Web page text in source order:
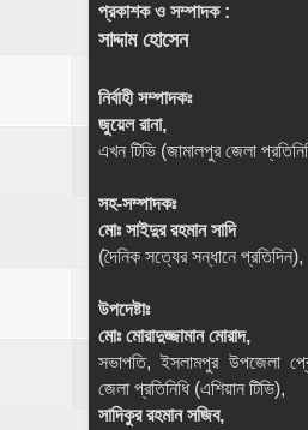
প্রকাশক ও সম্পাদক :
সাদ্দাম হোসেন
নির্বাহী সম্পাদকঃ
জুয়েল রানা,
এখন টিভি (জামালপুর জেলা
সহ-সম্পাদকঃ
মোঃ সাইদুর রহমান সাদি
(দৈনিক সত্যের সন্ধানে প্রতিদিন),
উপদেষ্টাঃ
মোঃ মোরাদুজ্জামান মোরাদ,
সভাপতি, ইসলামপুর উপজেলা
জেলা প্রতিনিধি (এশিয়ান টিভি),
সাদিকুর রহমান সজিব,